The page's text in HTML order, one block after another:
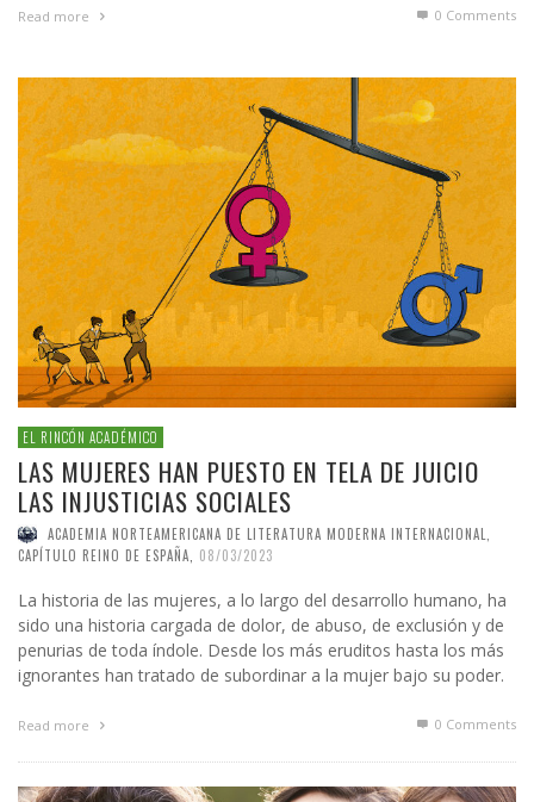
Read more 0 Comments
EL RINCÓN ACADÉMICO
LAS MUJERES HAN PUESTO EN TELA DE JUICIO
LAS INJUSTICIAS SOCIALES
ACADEMIA NORTEAMERICANA DE LITERATURA MODERNA INTERNACIONAL,
CAPÍTULO REINO DE ESPAÑA
08/03/2023
La historia de las mujeres, a lo largo del desarrollo humano, ha
sido una historia cargada de dolor, de abuso, de exclusión y de
penurias de toda índole. Desde los más eruditos hasta los más
ignorantes han tratado de subordinar a la mujer bajo su poder.
Read more 0 Comments